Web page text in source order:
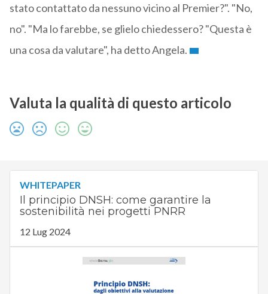
stato contattato da nessuno vicino al Premier?". "No,
no". "Ma lo farebbe, se glielo chiedessero? "Questa è
una cosa da valutare", ha detto Angela.
Valuta la qualità di questo articolo
WHITEPAPER
Il principio DNSH: come garantire la
sostenibilità nei progetti PNRR
12 Lug 2024